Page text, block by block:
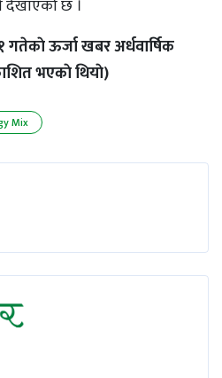
देखाएको छ ।
ऊर्जा खबर अर्धवार्षिक
भएकाे थियाे)
Mix